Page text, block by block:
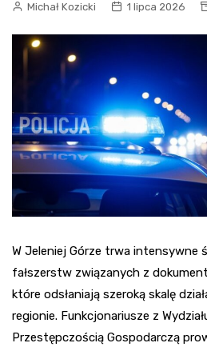
Michał Kozicki 1 lipca 2026
W Jeleniej Górze trwa intensywne
fałszerstw związanych z
które odsłaniają szeroką skalę
regionie. Funkcjonariusze z
Przestępczością Gospodarczą